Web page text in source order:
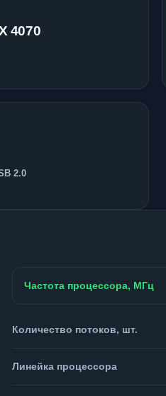
4070
2.0
Частота процессора, МГц
Количество потоков, шт.
Линейка процессора